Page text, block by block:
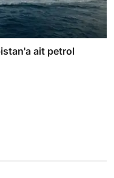
ait petrol